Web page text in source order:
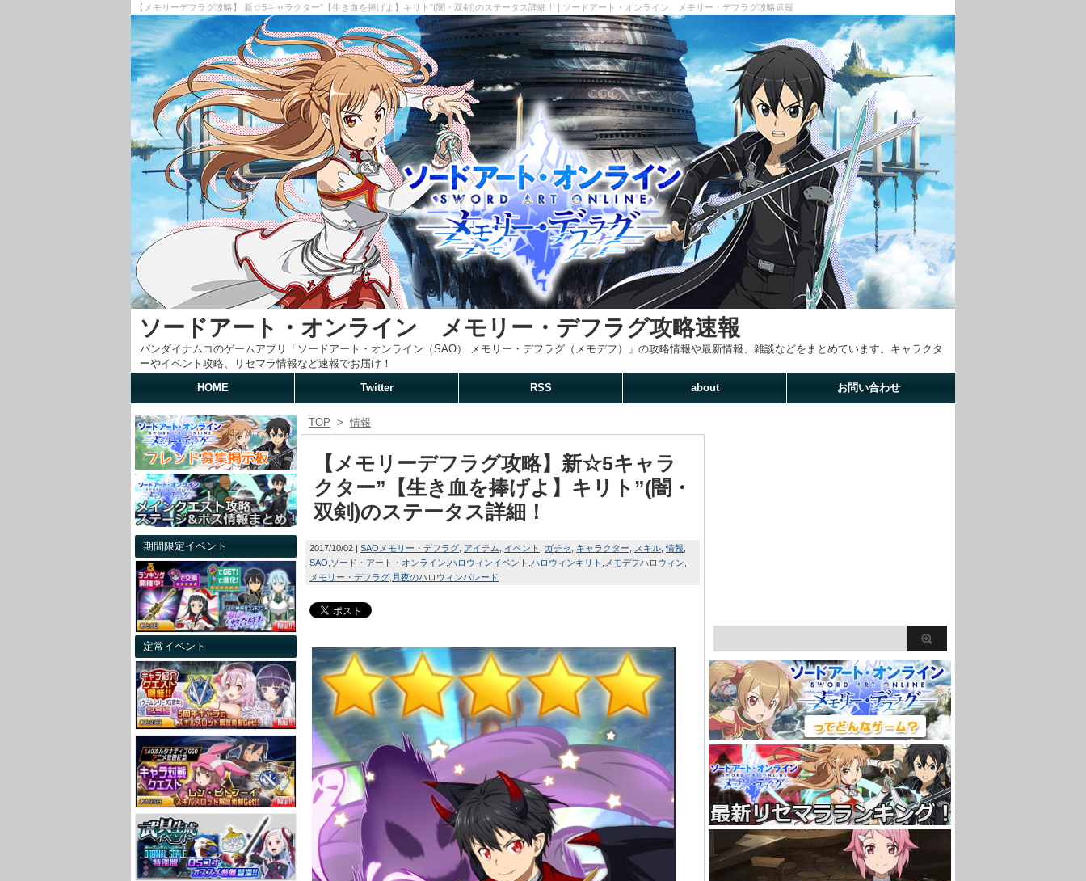
【メモリーデフラグ攻略】 新☆5キャラクター”【生き血を捧げよ】キリト”(闇・双剣)のステータス詳細！ | ソードアート・オンライン メモリー・デフラグ攻略速報
ソードアート・オンライン メモリー・デフラグ攻略速報
バンダイナムコのゲームアプリ「ソードアート・オンライン（SAO） メモリー・デフラグ（メモデフ）」の攻略情報や最新情報、雑談などをまとめています。キャラクタ
ーやイベント攻略、リセマラ情報など速報でお届け！
HOME
Twitter RSS about お問い合わせ
期間限定イベント
定常イベント
TOP > 情報
【メモリーデフラグ攻略】新☆5キャラ
クター”【生き血を捧げよ】キリト”(闇・
双剣)のステータス詳細！
2017/10/02 SAOメモリー・デフラグ アイテム イベント ガチャ キャラクター スキル 情報
SAO ソード・アート・オンライン ハロウィンイベント ハロウィンキリト
メモデフハロウィン
メモリー・デフラグ 月夜のハロウィンパレード